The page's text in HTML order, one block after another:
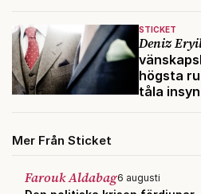
STICKET
Deniz
högsta
tåla insyn
Mer Från Sticket
Farouk Aldabag6 augusti